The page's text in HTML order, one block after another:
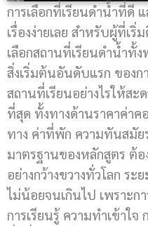
การเลือกที่เรียนดำน้ำที่ดี
เรื่องง่ายเลย สำหรับผู้ที่เริ่
เลือกสถานที่เรียนดำน้ำทั้
สิ่งเริ่มต้นอันดับแรก ของก
สถานที่เรียนอย่างไรให้สะ
ที่สุด ทั้งทางด้านราคาค่าค
ทาง ค่าที่พัก ความทันสมัย
มาตรฐานของหลักสูตร ต้
อย่างกว้างขวางทั่วโลก ระ
ไม่น้อยจนเกินไป เพราะก
การเรียนรู้ ความทำเข้าใจ